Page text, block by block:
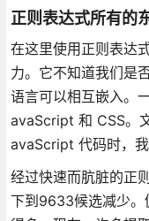
正则表达式所有的
在这里使用正则表达
力。它不知道我们是
语言可以相互嵌入。
avaScript 和 CSS。
avaScript 代码时，我
经过快速而肮脏的正
下到9633候选减少。